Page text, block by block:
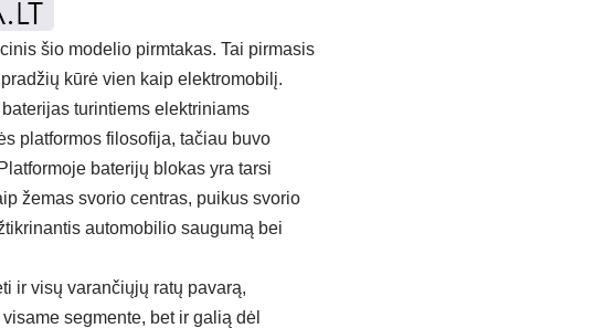
šio modelio pirmtakas. Tai pirmasis
kūrė vien kaip elektromobilį.
turintiems elektriniams
platformos filosofija, tačiau buvo
baterijų blokas yra tarsi
žemas svorio centras, puikus svorio
automobilio saugumą bei
ir visų varančiųjų ratų pavarą,
segmente, bet ir galią dėl